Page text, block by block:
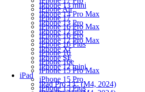
iPhone 13 mini
iPhone 13 Pro Max
iPhone 13 Pro
iPhone 12 Pro
iPhone 12 Pro Max
iPhone Xr
iPhone SE
iPhone 12 mini
iPad
iPad Pro 13" (M4, 2024)
iPhone Air
iPhone 17
iPhone 16 Pro Max
iPhone 16 Pro
iPhone 16 Plus
iPhone 16
iPhone 16e
iPhone 15 Pro Max
iPhone 15 Pro
iPhone 15 Plus